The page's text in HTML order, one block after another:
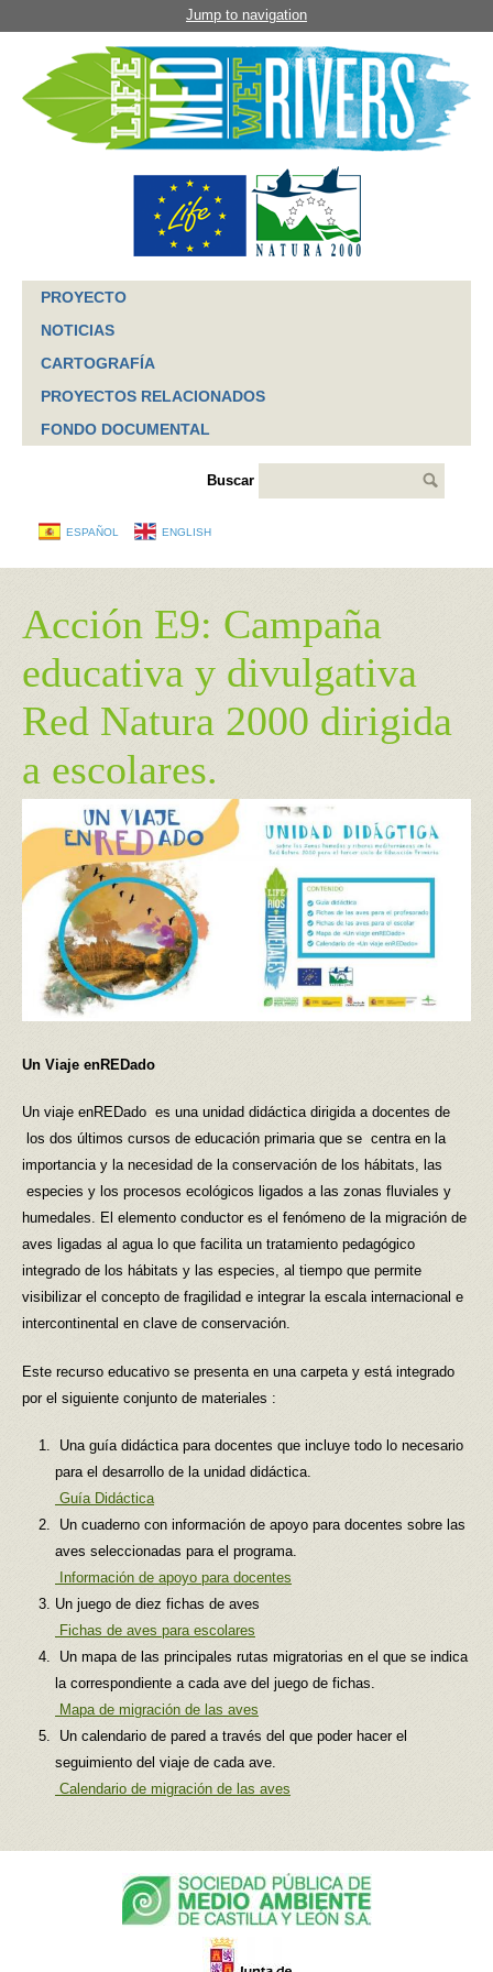
Jump to navigation
PROYECTO
NOTICIAS
CARTOGRAFÍA
PROYECTOS RELACIONADOS
FONDO DOCUMENTAL
Buscar
ESPAÑOL ENGLISH
Acción E9: Campaña
educativa y divulgativa
Red Natura 2000 dirigida
a escolares.
Un Viaje enREDado
Un viaje enREDado es una unidad didáctica dirigida a docentes de
los dos últimos cursos de educación primaria que se centra en la
importancia y la necesidad de la conservación de los hábitats, las
especies y los procesos ecológicos ligados a las zonas fluviales y
humedales. El elemento conductor es el fenómeno de la migración de
aves ligadas al agua lo que facilita un tratamiento pedagógico
integrado de los hábitats y las especies, al tiempo que permite
visibilizar el concepto de fragilidad e integrar la escala internacional e
intercontinental en clave de conservación.
Este recurso educativo se presenta en una carpeta y está integrado
por el siguiente conjunto de materiales :
Una guía didáctica para docentes que incluye todo lo necesario
para el desarrollo de la unidad didáctica.
Guía Didáctica
Un cuaderno con información de apoyo para docentes sobre las
aves seleccionadas para el programa.
Información de apoyo para docentes
Un juego de diez fichas de aves
Fichas de aves para escolares
Un mapa de las principales rutas migratorias en el que se indica
la correspondiente a cada ave del juego de fichas.
Mapa de migración de las aves
Un calendario de pared a través del que poder hacer el
seguimiento del viaje de cada ave.
Calendario de migración de las aves